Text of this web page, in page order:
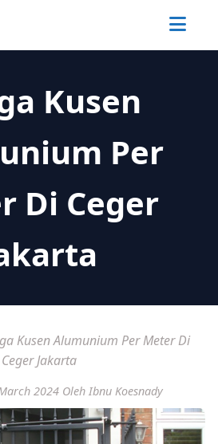
Kusen
Per
Di Ceger
Kusen Alumunium Per Meter Di
Ceger Jakarta
2024 Oleh Ibnu Koesnady